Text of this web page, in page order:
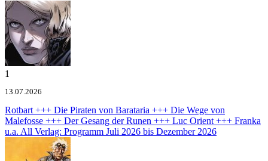
1
13.07.2026
Rotbart +++ Die Piraten von Barataria +++ Die Wege von
Malefosse +++ Der Gesang der Runen +++ Luc Orient +++ Franka
u.a. All Verlag: Programm Juli 2026 bis Dezember 2026